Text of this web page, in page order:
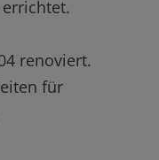
renoviert.
für